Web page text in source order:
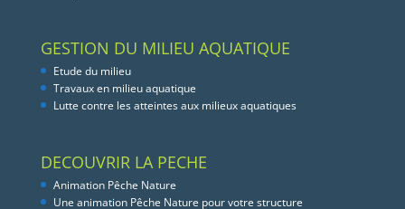
GESTION DU MILIEU AQUATIQUE
Etude du milieu
Travaux en milieu aquatique
Lutte contre les atteintes aux milieux aquatiques
DECOUVRIR LA PECHE
Animation Pêche Nature
Une animation Pêche Nature pour votre structure